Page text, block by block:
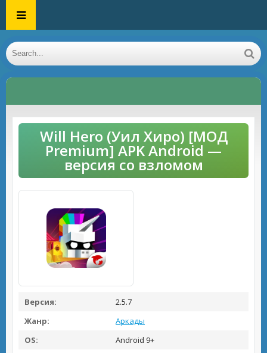
Will Hero (Уил Хиро) [МОД
Premium] APK Android —
версия со взломом
Версия:
2.5.7
Жанр:
Аркады
OS:
Android 9+